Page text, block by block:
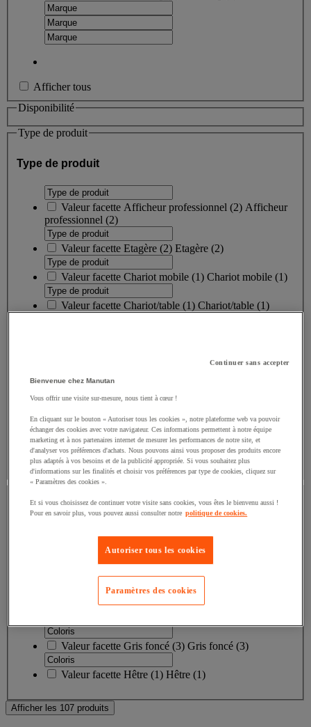
Afficher tous
Disponibilité
Type de produit
Type de produit
Valeur facette Afficheur professionnel (2) Afficheur
professionnel (2)
Valeur facette Etagère (2) Etagère (2)
Valeur facette Chariot mobile (1) Chariot mobile (1)
Valeur facette Chariot/table (1) Chariot/table (1)
Valeur facette Écran numérique
(1)
Afficher tous
Coloris
Coloris
Valeur facette Blanc (7) Blanc(7)
Valeur facette Gris foncé (3) Gris foncé (3)
Valeur facette Hêtre (1) Hêtre (1)
Afficher les 107 produits
Continuer sans accepter
Bienvenue chez Manutan
Vous offrir une visite sur-mesure, nous tient à cœur !
En cliquant sur le bouton « Autoriser tous les cookies », notre plateforme web va pouvoir
échanger des cookies avec votre navigateur. Ces informations permettent à notre équipe
marketing et à nos partenaires internet de mesurer les performances de notre site, et
d'analyser vos préférences d'achats. Nous pouvons ainsi vous proposer des produits encore
plus adaptés à vos besoins et de la publicité appropriée. Si vous souhaitez plus
d'informations sur les finalités et choisir vos préférences par type de cookies, cliquez sur
« Paramètres des cookies ».
Et si vous choisissez de continuer votre visite sans cookies, vous êtes le bienvenu aussi !
Pour en savoir plus, vous pouvez aussi consulter notre politique de cookies.
Autoriser tous les cookies
Paramètres des cookies